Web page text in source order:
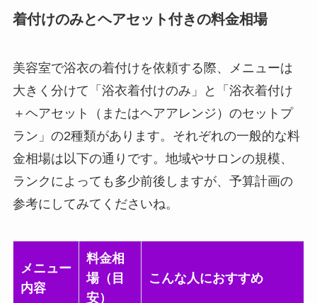
着付けのみとヘアセット付きの料金相場
美容室で浴衣の着付けを依頼する際、メニューは
大きく分けて「浴衣着付けのみ」と「浴衣着付け
＋ヘアセット（またはヘアアレンジ）のセットプ
ラン」の2種類があります。それぞれの一般的な料
金相場は以下の通りです。地域やサロンの規模、
ランクによっても多少前後しますが、予算計画の
参考にしてみてくださいね。
メニュー
内容
料金相
場（目
安）
こんな人におすすめ